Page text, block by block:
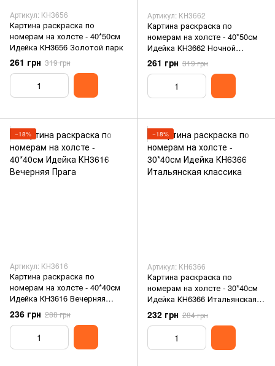
Артикул: КН3656
Картина раскраска по
номерам на холсте - 40*50см
Идейка КН3656 Золотой парк
261 грн 319 грн
Артикул: КН3662
Картина раскраска по
номерам на холсте - 40*50см
Идейка КН3662 Ночной
Лондон
261 грн 319 грн
−18%
Артикул: КН3616
Картина раскраска по
номерам на холсте - 40*40см
Идейка КН3616 Вечерняя
Прага
236 грн 288 грн
−18%
Артикул: КН6366
Картина раскраска по
номерам на холсте - 30*40см
Идейка КН6366 Итальянская
классика
232 грн 284 грн